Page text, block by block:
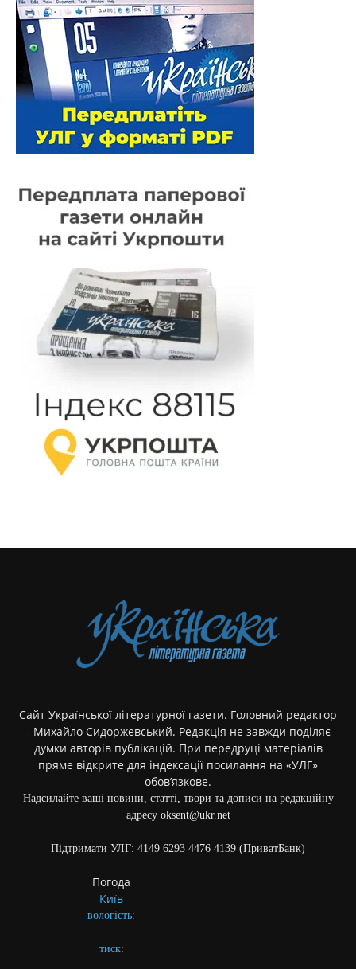
Сайт Української літературної газети. Головний редактор
- Михайло Сидоржевський. Редакція не завжди поділяє
думки авторів публікацій. При передруці матеріалів
пряме відкрите для індексації посилання на «УЛГ»
обов’язкове.
Надсилайте ваші новини, статті, твори та дописи на редакційну
адресу oksent@ukr.net
Підтримати УЛГ: 4149 6293 4476 4139 (ПриватБанк)
Погода
Київ
вологість:
тиск: